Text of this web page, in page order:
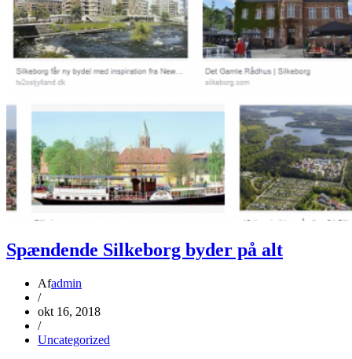
Spændende Silkeborg byder på alt
Afadmin
/
okt 16, 2018
/
Uncategorized